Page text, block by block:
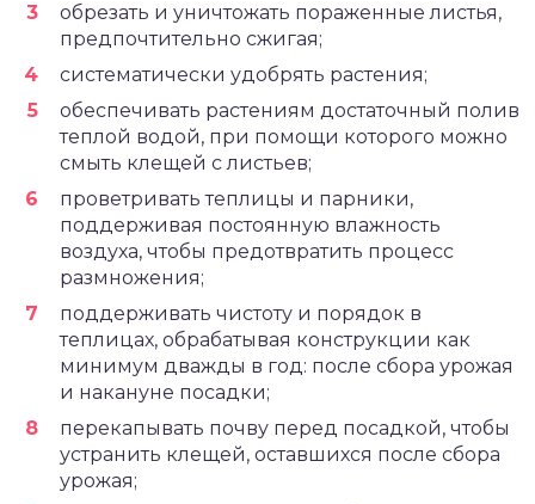
обрезать и уничтожать пораженные листья,
предпочтительно сжигая;
систематически удобрять растения;
обеспечивать растениям достаточный полив
теплой водой, при помощи которого можно
смыть клещей с листьев;
проветривать теплицы и парники,
поддерживая постоянную влажность
воздуха, чтобы предотвратить процесс
размножения;
поддерживать чистоту и порядок в
теплицах, обрабатывая конструкции как
минимум дважды в год: после сбора урожая
и накануне посадки;
перекапывать почву перед посадкой, чтобы
устранить клещей, оставшихся после сбора
урожая;